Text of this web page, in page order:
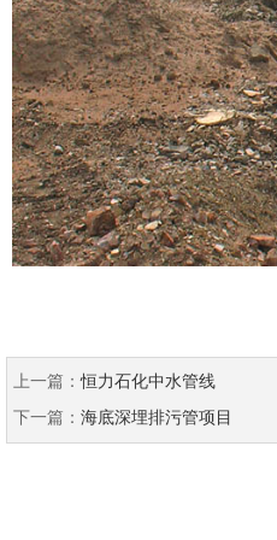
上一篇：恒力石化中水管线
下一篇： 海底深埋排污管项目